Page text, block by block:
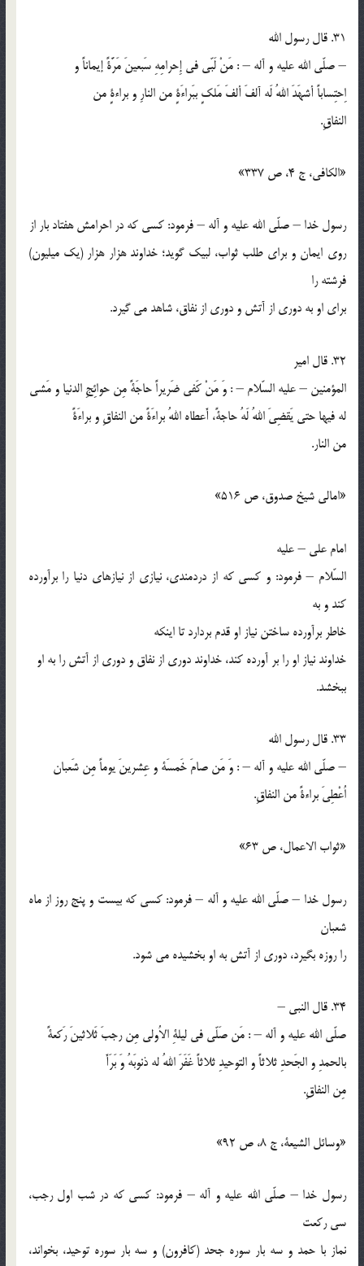
31. قال رسول الله
– صلّي الله عليه و آله – : مَنْ لَبّي في إِحرامِهِ سَبعينَ مَرَّةً إيماناً و
اِحتِساباً أشهَدَ اللهُ لَه آلفَ ألفَ مَلكٍ ببَراءَةٍ من النارِ و براءةٍ من
النفاقِ.
«الكافي، ج 4، ص 337»
رسول خدا – صلّي الله عليه و آله – فرمود: كسي كه در احرامش هفتاد بار از
روي ايمان و براي طلب ثواب، لبيك گويد؛ خداوند هزار هزار (يك ميليون)
فرشته را
براي او به دوري از آتش و دوري از نفاق، شاهد مي گيرد.
32. قال امير
المؤمنين – عليه السّلام – : وَ مَنْ كَفي ضَريراً حاجَةً مِن حوائِجِ الدنيا و مَشي
له فيها حتي يَقضِيَ اللهُ لَهُ حاجةً، أَعطاه اللهُ براءَةً من النفاقِ و براءَةً
من النار.
«امالي شيخ صدوق، ص 516»
امام علي – عليه
السّلام – فرمود: و كسي كه از دردمندي، نيازي از نيازهاي دنيا را برآورده
كند و به
خاطر برآورده ساختن نياز او قدم بردارد تا اينكه
خداوند نياز او را بر آورده كند، خداوند دوري از نفاق و دوري از آتش را به او
ببخشد.
33. قال رسول الله
– صلّي الله عليه و آله – : وَ مَن صامَ خَمسَة و عِشرينَ يوماً مِن شَعبان
اُعْطِيَ براءةً من النفاقِ.
«ثواب الاعمال، ص 63»
رسول خدا – صلّي الله عليه و آله – فرمود: كسي كه بيست و پنج روز از ماه
شعبان
را روزه بگيرد، دوري از آتش به او بخشيده مي شود.
34. قال النبي –
صلّي الله عليه و آله – : مَن صَلّي في ليلةِ الاُولي مِن رجبَ ثَلاثينَ رَكعةً
بالحمدِ و الجَحدِ ثلاثاً و التوحيدِ ثلاثاً غَفَرَ اللهُ له ذنوبَهُ وَ بَرَأَ
مِن النفاقِ.
«وسائل الشيعة، ج 8، ص 92»
رسول خدا – صلّي الله عليه و آله – فرمود: كسي كه در شب اول رجب،
سي ركعت
نماز با حمد و سه بار سوره جحد (كافرون) و سه بار سوره توحيد، بخواند،